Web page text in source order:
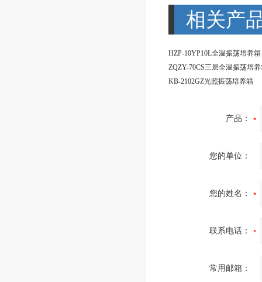
相关产
HZP-10YP10L全温振荡培养箱
ZQZY-70CS三层全温振荡培
KB-2102GZ光照振荡培养箱
产品：
您的单位：
您的姓名：
联系电话：
常用邮箱：